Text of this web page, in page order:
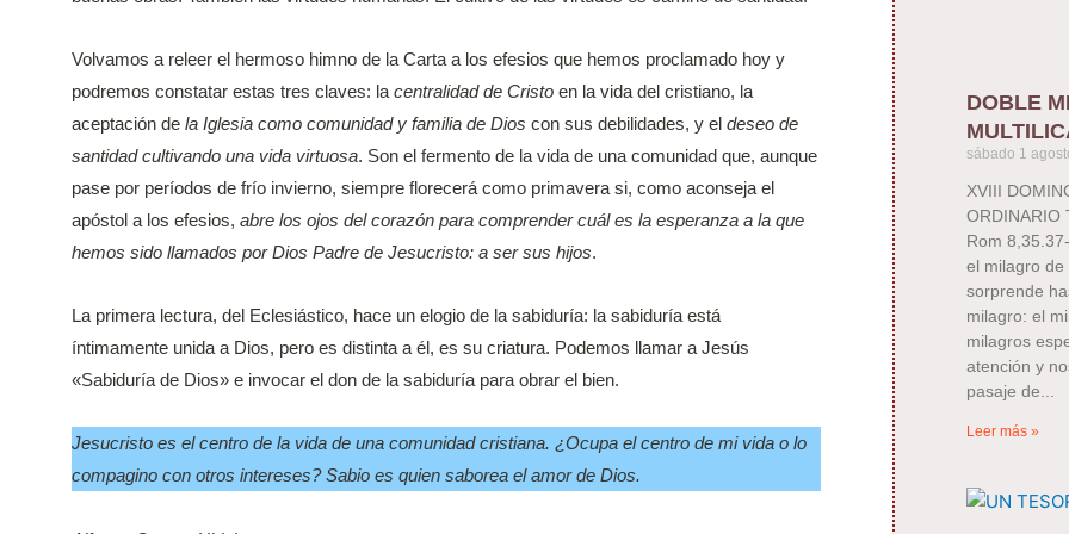
Volvamos a releer el hermoso himno de la Carta a los efesios que hemos proclamado hoy y
podremos constatar estas tres claves: la centralidad de Cristo en la vida del cristiano, la
aceptación de la Iglesia como comunidad y familia de Dios con sus debilidades, y el deseo de
santidad cultivando una vida virtuosa. Son el fermento de la vida de una comunidad que, aunque
pase por períodos de frío invierno, siempre florecerá como primavera si, como aconseja el
apóstol a los efesios, abre los ojos del corazón para comprender cuál es la esperanza a la que
hemos sido llamados por Dios Padre de Jesucristo: a ser sus hijos.
La primera lectura, del Eclesiástico, hace un elogio de la sabiduría: la sabiduría está
íntimamente unida a Dios, pero es distinta a él, es su criatura. Podemos llamar a Jesús
«Sabiduría de Dios» e invocar el don de la sabiduría para obrar el bien.
Jesucristo es el centro de la vida de una comunidad cristiana. ¿Ocupa el centro de mi vida o lo
compagino con otros intereses? Sabio es quien saborea el amor de Dios.
DOBLE
sábado 1
XVIII
ORDINARIO
Rom
el milagro de
sorprende
milagro: el
milagros
atención y
pasaje de
Leer más »